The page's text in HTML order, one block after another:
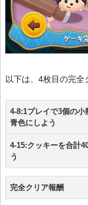
以下は、4枚目の完全
4-8:1プレイで3個の小
青色にしよう
4-15:クッキーを合計
う
完全クリア報酬